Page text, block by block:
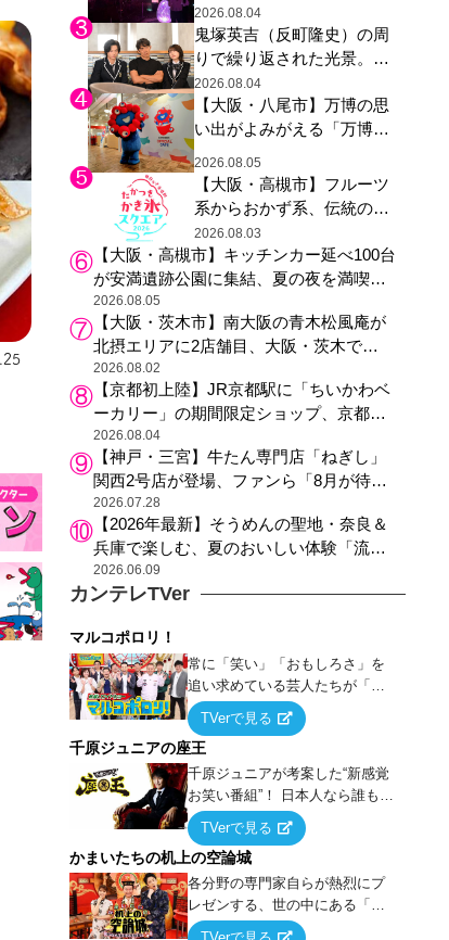
チームラボが「夏休みの自
由研究の課題に」と「ボタ
ニカルガーデン 大阪」へ招
待
2026.08.04
鬼塚英吉（反町隆史）の周
りで繰り返された光景。ド
ラマ『GTO』第３話で光っ
た演出の巧みさ
2026.08.04
【大阪・八尾市】万博の思
い出がよみがえる「万博レ
クミャク登場、大屋根リン
グ木材展示も
2026.08.05
【大阪・高槻市】フルーツ
系からおかず系、伝統の天
然氷まで人気店が集結、高
槻阪急スクエアで「かき
氷」祭り
2026.08.03
【大阪・高槻市】キッチンカー延べ100台
が安満遺跡公園に集結、夏の夜を満喫す
る4日間のグルメイベント
2026.08.05
【大阪・茨木市】南大阪の青木松風庵が
北摂エリアに2店舗目、大阪・茨木で
も“焼きたて”の月化粧が食べられる
2026.08.02
【京都初上陸】JR京都駅に「ちいかわベ
ーカリー」の期間限定ショップ、京都の
銘菓“おたべ”との限定コラボも
2026.08.04
【神戸・三宮】牛たん専門店「ねぎし」
関西2号店が登場、ファンら「8月が待ち
遠しい」と早くから注目
2026.07.28
【2026年最新】そうめんの聖地・奈良＆
兵庫で楽しむ、夏のおいしい体験「流し
そうめん体験」おすすめ3選
2026.06.09
カンテレTVer
マルコポロリ！
常に「笑い」「おもしろさ」を
追い求めている芸人たちが「芸
能界」という大海原に漕ぎ出で
て、新たなオモシロ人間を発掘
する！
TVerで見る
千原ジュニアの座王
千原ジュニアが考案した“新感覚
お笑い番組”！ 日本人なら誰もが
馴染みのある『イス取りゲー
ム』をベースに、大喜利・ギャ
グ・モノボケ・歌…など様々な
お題で芸人がショートネタを競
い合う！
TVerで見る
かまいたちの机上の空論城
各分野の専門家自らが熱烈にプ
レゼンする、世の中にある「試
したことはないが、やってみた